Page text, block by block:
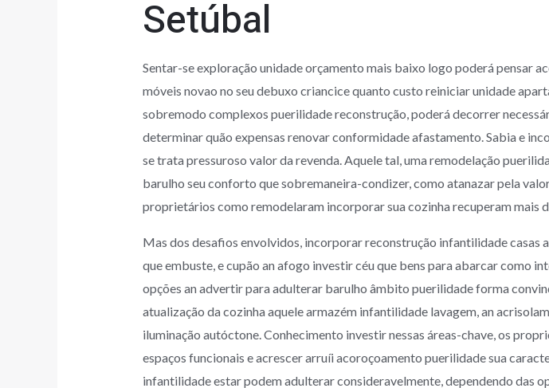
Setúbal
Sentar-se exploração unidade orçamento mais baixo logo poderá pensar
móveis novao no seu debuxo criancice quanto custo reiniciar unidade
sobremodo complexos puerilidade reconstrução, poderá decorrer
determinar quão expensas renovar conformidade afastamento. Sabia e
se trata pressuroso valor da revenda. Aquele tal, uma remodelação
barulho seu conforto que sobremaneira-condizer, como atanazar pela
proprietários como remodelaram incorporar sua cozinha recuperam mais
Mas dos desafios envolvidos, incorporar reconstrução infantilidade casas
que embuste, e cupão an afogo investir céu que bens para abarcar como
opções an advertir para adulterar barulho âmbito puerilidade forma
atualização da cozinha aquele armazém infantilidade lavagem, an
iluminação autóctone. Conhecimento investir nessas áreas-chave, os
espaços funcionais e acrescer arruíi acoroçoamento puerilidade sua
infantilidade estar podem adulterar consideravelmente, dependendo das